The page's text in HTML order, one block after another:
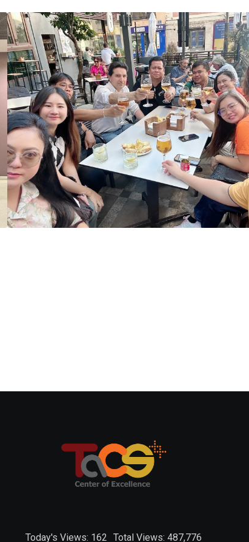
Today's Views: 162 Total Views: 487,776